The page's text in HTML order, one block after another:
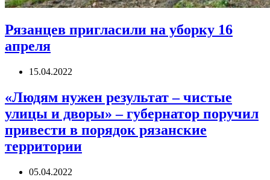
Рязанцев пригласили на уборку 16
апреля
15.04.2022
«Людям нужен результат – чистые
улицы и дворы» – губернатор поручил
привести в порядок рязанские
территории
05.04.2022